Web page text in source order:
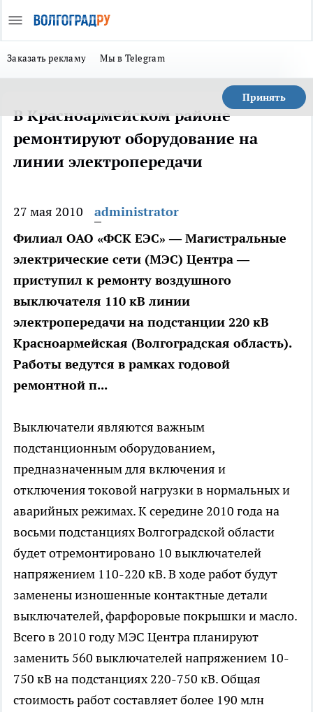
Заказать рекламу Мы в Telegram
Принять
В Красноармейском районе
ремонтируют оборудование на
линии электропередачи
27 мая 2010
administrator
Филиал ОАО «ФСК ЕЭС» — Магистральные
электрические сети (МЭС) Центра —
приступил к ремонту воздушного
выключателя 110 кВ линии
электропередачи на подстанции 220 кВ
Красноармейская (Волгоградская область).
Работы ведутся в рамках годовой
ремонтной п...
Выключатели являются важным
подстанционным оборудованием,
предназначенным для включения и
отключения токовой нагрузки в нормальных и
аварийных режимах. К середине 2010 года на
восьми подстанциях Волгоградской области
будет отремонтировано 10 выключателей
напряжением 110-220 кВ. В ходе работ будут
заменены изношенные контактные детали
выключателей, фарфоровые покрышки и масло.
Всего в 2010 году МЭС Центра планируют
заменить 560 выключателей напряжением 10-
750 кВ на подстанциях 220-750 кВ. Общая
стоимость работ составляет более 190 млн